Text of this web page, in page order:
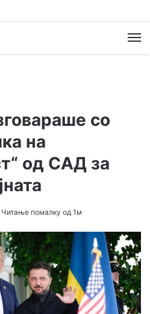
со
на
од САД за
Читање помалку од 1м